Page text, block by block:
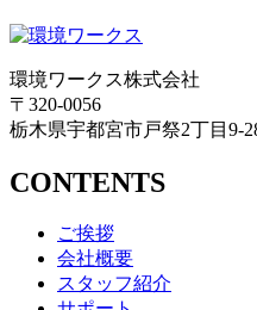
環境ワークス株式会社
〒320-0056
栃木県宇都宮市戸祭2丁目9-
CONTENTS
ご挨拶
会社概要
スタッフ紹介